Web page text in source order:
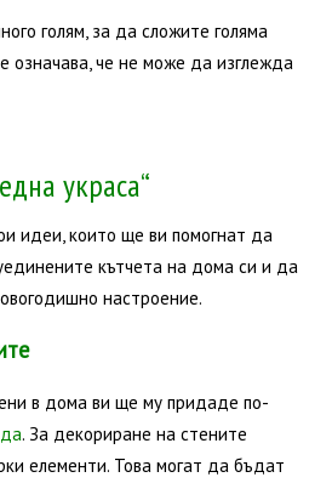
голям, за да сложите голяма
означава, че не може да изглежда
украса“
идеи, които ще ви помогнат да
кътчета на дома си и да
настроение.
в дома ви ще му придаде по-
. За декориране на стените
елементи. Това могат да бъдат